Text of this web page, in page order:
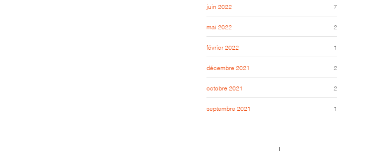
juin 2022 7
mai 2022 2
février 2022 1
décembre 2021 2
octobre 2021 2
septembre 2021 1